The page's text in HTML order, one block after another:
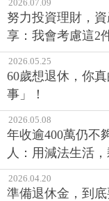
2026.07.09
努力投資理財，
享：我會考慮這2
2026.05.25
60歲想退休，你
事」！
2026.05.08
年收逾400萬仍不
人：用減法生活
2026.04.20
準備退休金，到